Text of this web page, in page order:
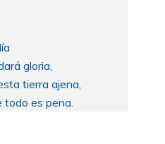
gloria,
tierra ajena,
todo es pena.